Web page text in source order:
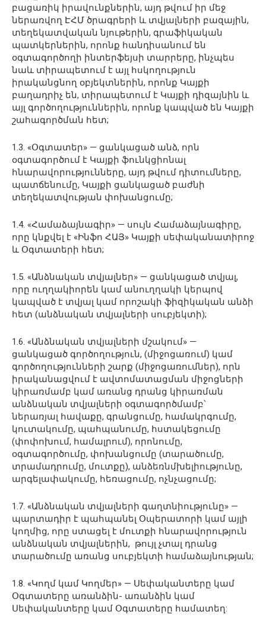
բացառիկ իրավունքներին, այդ թվում իր մեջ
ներառվող ԷՀՄ ծրագրերի և տվյալների բազային,
տեղեկատվական նյութերին, գրաֆիկական
պատկերներին, որոնք հանդիսանում են
օգտագործողի ինտերֆեյսի տարրերը, ինչպես
նաև տիրապետում է այլ հսկողություն
իրականցնող օբյեկտներին, որոնք Կայքի
բաղադրիչ են, տիրապետում է Կայքի դիզայնին և
այլ գործողություններին, որոնք կապված են Կայքի
շահագործման հետ;
1.3. «Օգտատեր» — ցանկացած անձ, որն
օգտագործում է Կայքի ֆունկցիոնալ
հնարավորությունները, այդ թվում դիտումները,
պատճենումը, Կայքի ցանկացած բաժնի
տեղեկատվության փոխանցումը;
1.4. «Համաձայնագիր» — սույն Համաձայնագիրը,
որը կնքվել է «Ինֆո ՀԱՅ» Կայքի սեփականատիրոջ
և Օգտատերի հետ;
1.5. «Անձնական տվյալներ» — ցանկացած տվյալ,
որը ուղղակիորեն կամ անուղղակի կերպով
կապված է տվյալ կամ որոշակի ֆիզիկական անձի
հետ (անձնական տվյալների սուբյեկտի);
1.6. «Անձնական տվյալների մշակում» —
ցանկացած գործողություն, (միջոցառում) կամ
գործողությունների շարք (միջոցառումներ), որն
իրականացվում է ավտոմատացման միջոցների
կիրառմամբ կամ առանց դրանց կիրառման
անձնական տվյալների օգտագործմամբ՝
ներառյալ հավաքը, գրանցումը, համակրգումը,
կուտակումը, պահպանումը, հստակեցումը
(փոփոխում, համալրում), որոնումը,
օգտագործումը, փոխանցումը (տարածումը,
տրամադրումը, մուտքը), անձեռնմխելիությունը,
արգելափակումը, հեռացումը, ոչնչացումը;
1.7. «Անձնական տվյալների գաղտնիությունը» —
պարտադիր է պահպանել Օպերատորի կամ այլի
կողմից, որը ստացել է մուտքի հնարավորություն
անձնական տվյալներին, թույլ չտալ դրանց
տարածումը առանց սուբյեկտի համաձայնության;
1.8. «Կողմ կամ Կողմեր» — Սեփականտերը կամ
Օգտատերը առանձին- առանձին կամ
Սեփականտերը կամ Օգտատերը համատեղ: